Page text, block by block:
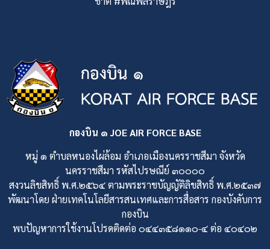
กองบิน ๑ JOE AIR FORCE BASE
หมู่ ๑ ตำบลหนองไผ่ล้อม อำเภอเมืองนครราชสีมา จังหวัด
นครราชสีมา รหัสไปรษณีย์ ๓๐๐๐๐
สงวนลิขสิทธิ์ พ.ศ.๒๕๖๔ ตามพระราชบัญญัติลิขสิทธิ์ พ.ศ.๒๕๓๗
พัฒนาโดย ฝ่ายเทคโนโลยีสารสนเทศและการสื่อสาร กองบังคับการ
กองบิน
พบปัญหาการใช้งานโปรดติดต่อ ๐๔๔๓๕๘๑๑๐-๔ ต่อ ๔๐๔๐๒